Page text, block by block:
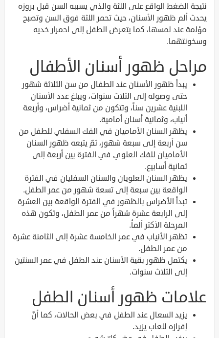
نتيجة الضغط الواقع على اللثة والذي يسببه السن قبل بروزه
يحدث ألم ظهور الأسنان، حيث تحمر اللثة فوق السن وتصبح
مؤلمة عند لمسها، كما يتعرض الطفل إلى احمرار خديه
وسخونتهما.
مراحل ظهور أسنان الأطفال
يبدأ ظهور الأسنان عند الطفال من سن الثلاثة شهور
حتى وصوله إلى الثلاث سنوات، ويبلغ عدد الأسنان
اللبنية عشرين سناً، وتتكون من ثمانية أضراس، وأربعة
أنياب، وثمانية أسنان أمامية.
يظهر السنان الأماميان في الفك السفلي للطفل من
سن أربعة إلى سبعة شهور، ثمّ يتبعه ظهور السنان
الأماميان للفك العلوي في الفترة بين أربعة إلى
ثمانية أسابيع.
يظهر السنان العلويان والسنان السفليان في الفترة
الواقعة بين سبعة إلى تسعة شهور من عمر الطفل.
تبدأ الأضراس بالظهور في الفترة الواقعة بين العشرة
إلى الرابعة عشرة شهراً من عمر الطفل، وتكون هذه
المرحلة الأكثر ألماً.
تظهر الأنياب في عمر الخامسة عشرة إلى الثامنة عشرة
من عمر الطفل.
يكتمل ظهور بقية الأسنان عند الطفل في عمر السنتين
إلى الثلاث سنوات.
علامات ظهور أسنان الطفل
يزيد السعال عند الطفل في بعض الحالات، كما أنّ
إفرازه للعاب يزيد.